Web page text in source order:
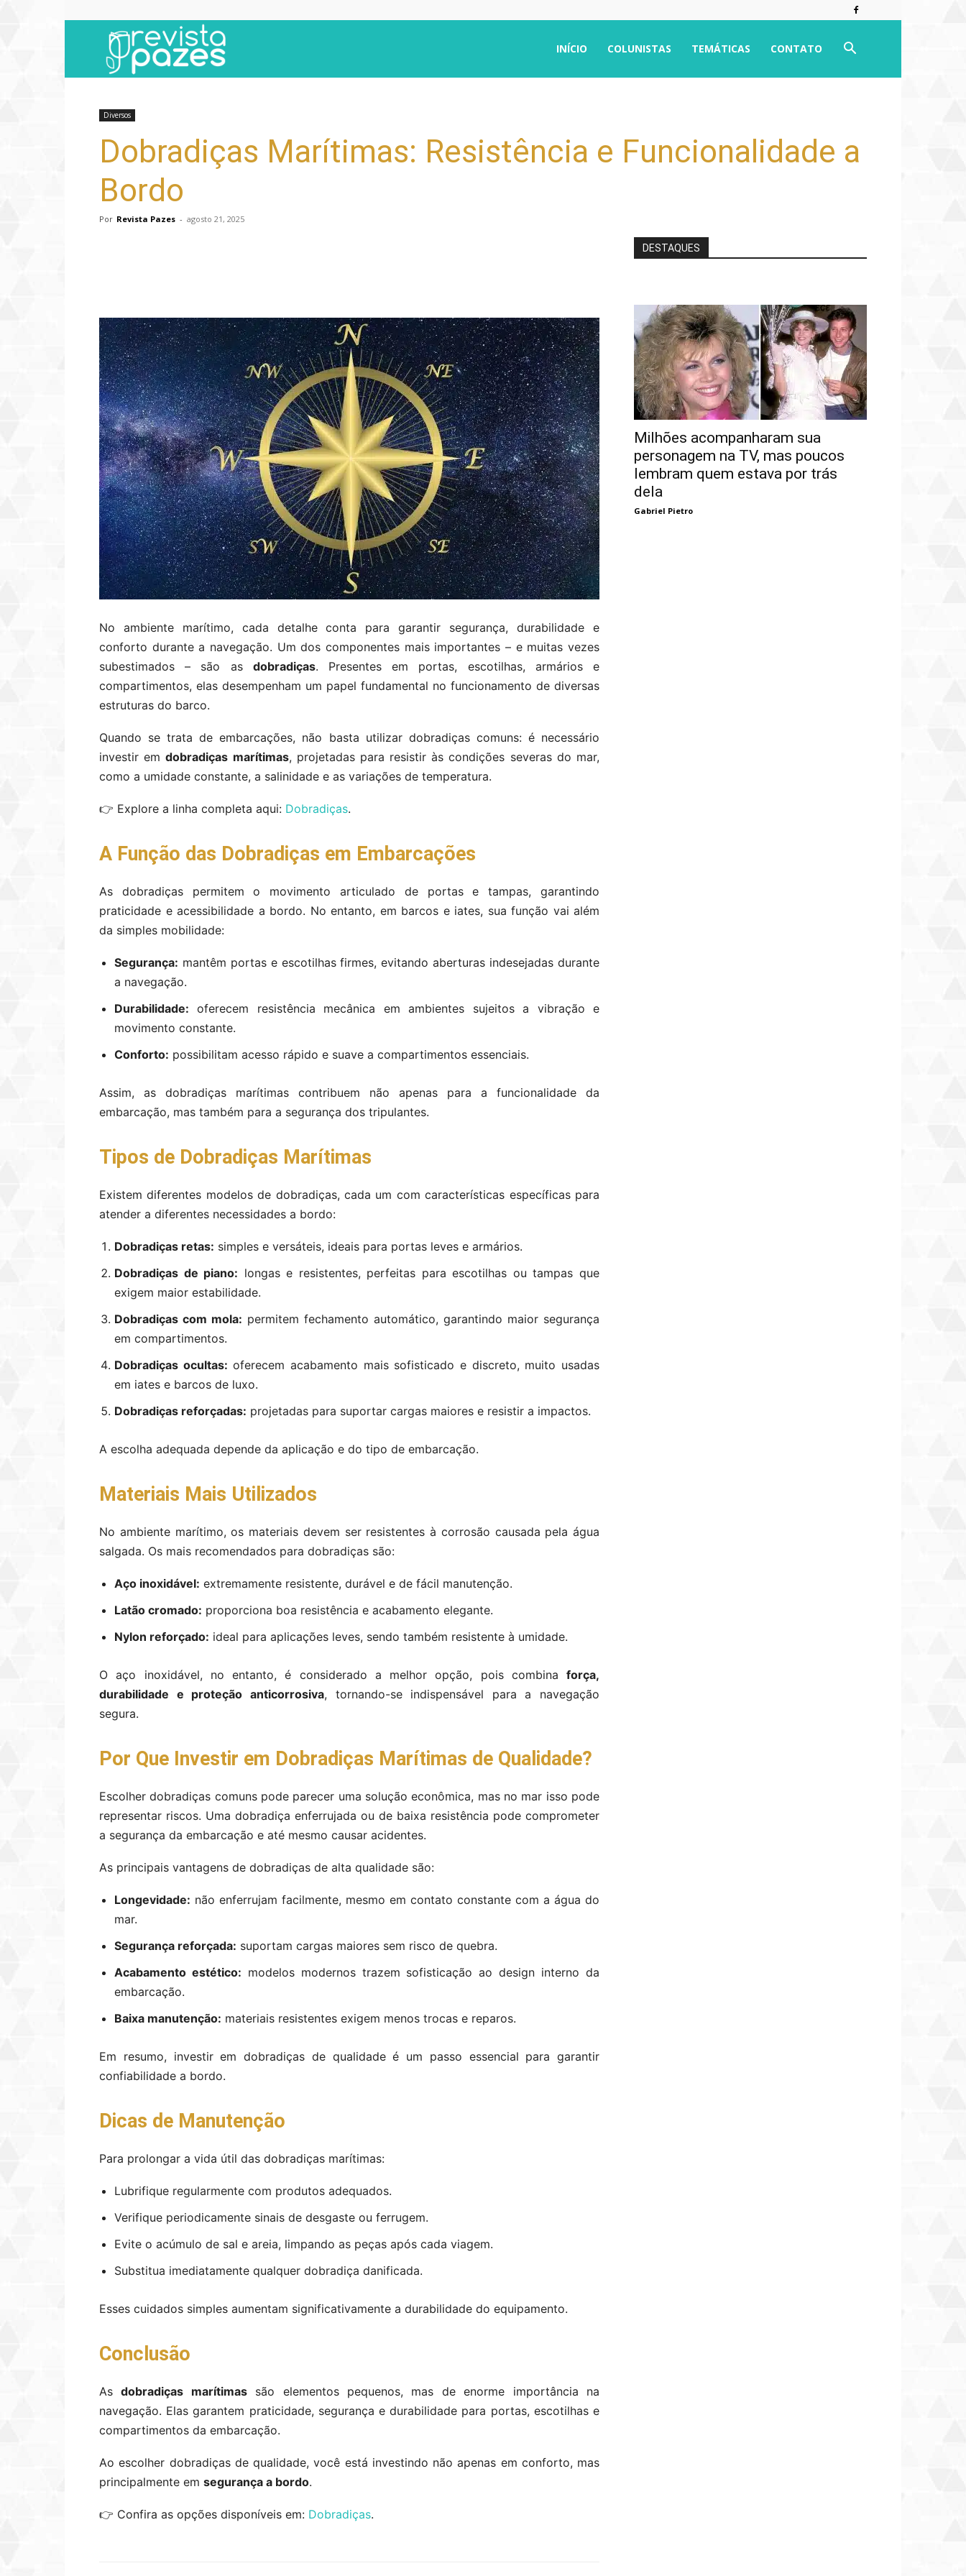
INÍCIO COLUNISTAS TEMÁTICAS CONTATO
Diversos
Dobradiças Marítimas: Resistência e Funcionalidade a
Bordo
Por Revista Pazes - agosto 21, 2025
No ambiente marítimo, cada detalhe conta para garantir segurança, durabilidade e
conforto durante a navegação. Um dos componentes mais importantes – e muitas vezes
subestimados – são as dobradiças. Presentes em portas, escotilhas, armários e
compartimentos, elas desempenham um papel fundamental no funcionamento de diversas
estruturas do barco.
Quando se trata de embarcações, não basta utilizar dobradiças comuns: é necessário
investir emdobradiças marítimas, projetadas para resistir às condições severas do mar,
como a umidade constante, a salinidade e as variações de temperatura.
👉 Explore a linha completa aqui: Dobradiças.
A Função das Dobradiças em Embarcações
As dobradiças permitem o movimento articulado de portas e tampas, garantindo
praticidade e acessibilidade a bordo. No entanto, em barcos e iates, sua função vai além
da simples mobilidade:
Segurança: mantêm portas e escotilhas firmes, evitando aberturas indesejadas durante
a navegação.
Durabilidade: oferecem resistência mecânica em ambientes sujeitos a vibração e
movimento constante.
Conforto: possibilitam acesso rápido e suave a compartimentos essenciais.
Assim, as dobradiças marítimas contribuem não apenas para a funcionalidade da
embarcação, mas também para a segurança dos tripulantes.
Tipos de Dobradiças Marítimas
Existem diferentes modelos de dobradiças, cada um com características específicas para
atender a diferentes necessidades a bordo:
Dobradiças retas: simples e versáteis, ideais para portas leves e armários.
Dobradiças de piano: longas e resistentes, perfeitas para escotilhas ou tampas que
exigem maior estabilidade.
Dobradiças com mola: permitem fechamento automático, garantindo maior segurança
em compartimentos.
Dobradiças ocultas: oferecem acabamento mais sofisticado e discreto, muito usadas
em iates e barcos de luxo.
Dobradiças reforçadas: projetadas para suportar cargas maiores e resistir a impactos.
A escolha adequada depende da aplicação e do tipo de embarcação.
Materiais Mais Utilizados
No ambiente marítimo, os materiais devem ser resistentes à corrosão causada pela água
salgada. Os mais recomendados para dobradiças são:
Aço inoxidável: extremamente resistente, durável e de fácil manutenção.
Latão cromado: proporciona boa resistência e acabamento elegante.
Nylon reforçado: ideal para aplicações leves, sendo também resistente à umidade.
O aço inoxidável, no entanto, é considerado a melhor opção, pois combina força,
durabilidade e proteção anticorrosiva, tornando-se indispensável para a navegação
segura.
Por Que Investir em Dobradiças Marítimas de Qualidade?
Escolher dobradiças comuns pode parecer uma solução econômica, mas no mar isso pode
representar riscos. Uma dobradiça enferrujada ou de baixa resistência pode comprometer
a segurança da embarcação e até mesmo causar acidentes.
As principais vantagens de dobradiças de alta qualidade são:
Longevidade: não enferrujam facilmente, mesmo em contato constante com a água do
mar.
Segurança reforçada: suportam cargas maiores sem risco de quebra.
Acabamento estético: modelos modernos trazem sofisticação ao design interno da
embarcação.
Baixa manutenção: materiais resistentes exigem menos trocas e reparos.
Em resumo, investir em dobradiças de qualidade é um passo essencial para garantir
confiabilidade a bordo.
Dicas de Manutenção
Para prolongar a vida útil das dobradiças marítimas:
Lubrifique regularmente com produtos adequados.
Verifique periodicamente sinais de desgaste ou ferrugem.
Evite o acúmulo de sal e areia, limpando as peças após cada viagem.
Substitua imediatamente qualquer dobradiça danificada.
Esses cuidados simples aumentam significativamente a durabilidade do equipamento.
Conclusão
Asdobradiças marítimassão elementos pequenos, mas de enorme importância na
navegação. Elas garantem praticidade, segurança e durabilidade para portas, escotilhas e
compartimentos da embarcação.
Ao escolher dobradiças de qualidade, você está investindo não apenas em conforto, mas
principalmente em segurança a bordo.
👉 Confira as opções disponíveis em: Dobradiças.
DESTAQUES
Milhões acompanharam sua
personagem na TV, mas poucos
lembram quem estava por trás
dela
Gabriel Pietro